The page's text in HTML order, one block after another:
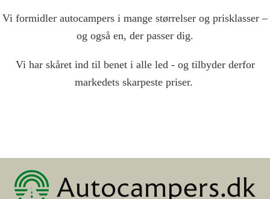
Vi formidler autocampers i mange størrelser og prisklasser –
og også en, der passer dig.
Vi har skåret ind til benet i alle led - og tilbyder derfor
markedets skarpeste priser.